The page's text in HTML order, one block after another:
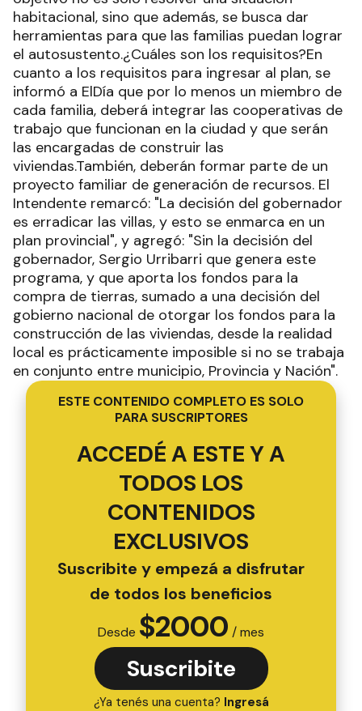
habitacional, sino que además, se busca dar
herramientas para que las familias puedan lograr
el autosustento.¿Cuáles son los requisitos?En
cuanto a los requisitos para ingresar al plan, se
informó a ElDía que por lo menos un miembro de
cada familia, deberá integrar las cooperativas de
trabajo que funcionan en la ciudad y que serán
las encargadas de construir las
viviendas.También, deberán formar parte de un
proyecto familiar de generación de recursos. El
Intendente remarcó: "La decisión del gobernador
es erradicar las villas, y esto se enmarca en un
plan provincial", y agregó: "Sin la decisión del
gobernador, Sergio Urribarri que genera este
programa, y que aporta los fondos para la
compra de tierras, sumado a una decisión del
gobierno nacional de otorgar los fondos para la
construcción de las viviendas, desde la realidad
local es prácticamente imposible si no se trabaja
en conjunto entre municipio, Provincia y Nación".
ESTE CONTENIDO COMPLETO ES SOLO
PARA SUSCRIPTORES
ACCEDÉ A ESTE Y A
TODOS LOS
CONTENIDOS
EXCLUSIVOS
Suscribite y empezá a disfrutar
de todos los beneficios
Desde $2000 / mes
Suscribite
¿Ya tenés una cuenta? Ingresá